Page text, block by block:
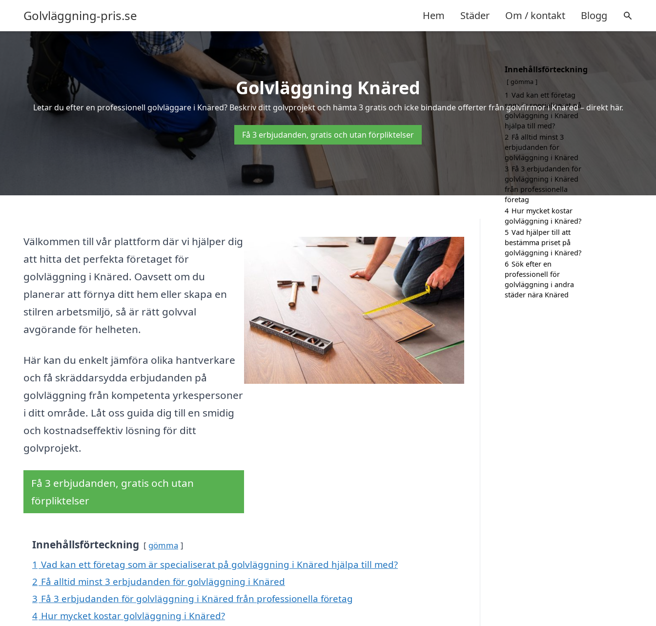
Golvläggning-pris.se Hem Städer Om / kontakt Blogg
Golvläggning Knäred
Letar du efter en professionell golvläggare i Knäred? Beskriv ditt golvprojekt och hämta 3 gratis och icke bindande offerter från golvfirmor i Knäred – direkt här.
Få 3 erbjudanden, gratis och utan förpliktelser
Välkommen till vår plattform där vi hjälper dig
att hitta det perfekta företaget för
golvläggning i Knäred. Oavsett om du
planerar att förnya ditt hem eller skapa en
stilren arbetsmiljö, så är rätt golvval
avgörande för helheten.
Här kan du enkelt jämföra olika hantverkare
och få skräddarsydda erbjudanden på
golvläggning från kompetenta yrkespersoner
i ditt område. Låt oss guida dig till en smidig
och kostnadseffektiv lösning för ditt
golvprojekt.
Få 3 erbjudanden, gratis och utan
förpliktelser
Innehållsförteckning gömma
1 Vad kan ett företag som är specialiserat på golvläggning i Knäred hjälpa till med?
2 Få alltid minst 3 erbjudanden för golvläggning i Knäred
3 Få 3 erbjudanden för golvläggning i Knäred från professionella företag
4 Hur mycket kostar golvläggning i Knäred?
Innehållsförteckning
gömma
1 Vad kan ett företag
som är specialiserat på
golvläggning i Knäred
hjälpa till med?
2 Få alltid minst 3
erbjudanden för
golvläggning i Knäred
3 Få 3 erbjudanden för
golvläggning i Knäred
från professionella
företag
4 Hur mycket kostar
golvläggning i Knäred?
5 Vad hjälper till att
bestämma priset på
golvläggning i Knäred?
6 Sök efter en
professionell för
golvläggning i andra
städer nära Knäred